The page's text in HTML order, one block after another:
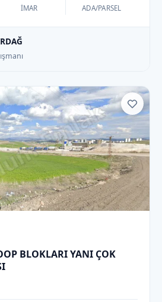
İMAR ADA/PARSEL
BLOKLARI YANI ÇOK